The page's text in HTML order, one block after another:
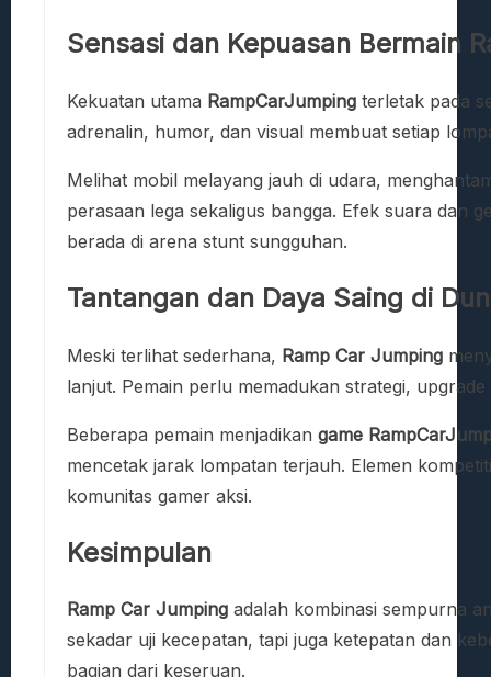
Sensasi dan Kepuasan Bermain
Kekuatan utama RampCarJumping terletak pada
adrenalin, humor, dan visual membuat setiap
Melihat mobil melayang jauh di udara,
perasaan lega sekaligus bangga. Efek suara dan
berada di arena stunt sungguhan.
Tantangan dan Daya Saing di
Meski terlihat sederhana, Ramp Car Jumping
lanjut. Pemain perlu memadukan strategi,
Beberapa pemain menjadikan game
mencetak jarak lompatan terjauh. Elemen
komunitas gamer aksi.
Kesimpulan
Ramp Car Jumping adalah kombinasi sempurna
sekadar uji kecepatan, tapi juga ketepatan dan
bagian dari keseruan.